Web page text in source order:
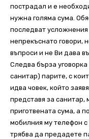
пострадал и е
нужна голяма сума.
последват
непрекъснато говори,
въпроси и не Ви дава
Следва бърза
санитар) парите, с
идва човек, който
представя за санитар,
приготвената сума, а
мобилния му телефон с
трябва да предадете